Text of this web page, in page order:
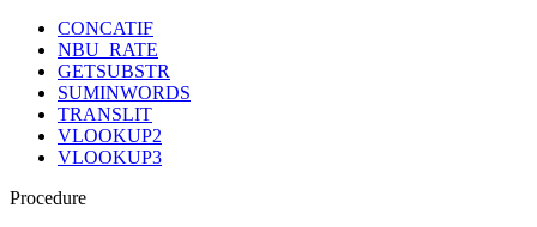
CONCATIF
NBU_RATE
GETSUBSTR
SUMINWORDS
TRANSLIT
VLOOKUP2
VLOOKUP3
Procedure